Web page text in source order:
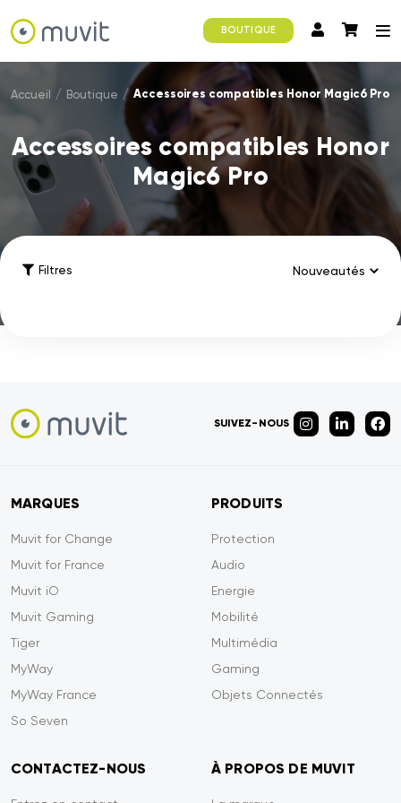
BOUTIQUE
Accueil / Boutique / Accessoires compatibles Honor Magic6 Pro
Accessoires compatibles Honor
Magic6 Pro
Filtres
SUIVEZ-NOUS
MARQUES
Muvit for Change
Muvit for France
Muvit iO
Muvit Gaming
Tiger
MyWay
MyWay France
So Seven
PRODUITS
Protection
Audio
Energie
Mobilité
Multimédia
Gaming
Objets Connectés
CONTACTEZ-NOUS À PROPOS DE MUVIT